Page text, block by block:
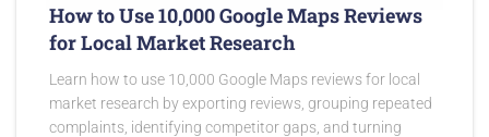
How to Use 10,000 Google Maps Reviews
for Local Market Research
Learn how to use 10,000 Google Maps reviews for local
market research by exporting reviews, grouping repeated
complaints, identifying competitor gaps, and turning